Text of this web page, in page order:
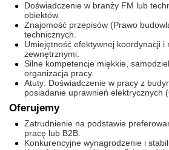
Doświadczenie w branży FM lub
obiektów.
Znajomość przepisów (Prawo
technicznych.
Umiejętność efektywnej koordynacji
zewnętrznymi.
Silne kompetencje miękkie,
organizacja pracy.
Atuty: Doświadczenie w pracy z
posiadanie uprawnień elektrycznych
Oferujemy
Zatrudnienie na podstawie
pracę lub B2B.
Konkurencyjne wynagrodzenie i